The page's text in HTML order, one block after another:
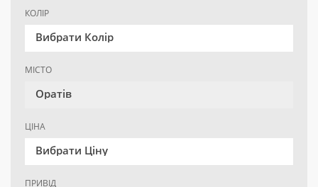
КОЛІР
Вибрати Колір
МІСТО
Оратів
ЦІНА
Вибрати Ціну
ПРИВІД